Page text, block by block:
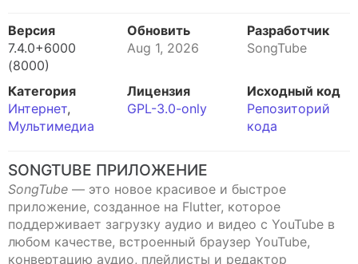
Версия
7.4.0+6000
(8000)
Обновить
Aug 1, 2026
Разработчик
SongTube
Категория
Интернет,
Мультимедиа
Лицензия
GPL-3.0-only
Исходный код
Репозиторий
кода
SONGTUBE ПРИЛОЖЕНИЕ
SongTube — это новое красивое и быстрое
приложение, созданное на Flutter, которое
поддерживает загрузку аудио и видео с YouTube в
любом качестве, встроенный браузер YouTube,
конвертацию аудио, плейлисты и редактор